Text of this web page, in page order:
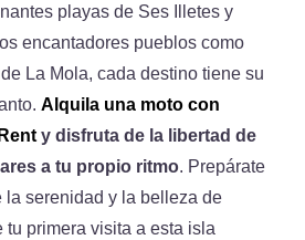
playas de Ses Illetes y
encantadores pueblos como
La Mola, cada destino tiene su
Alquila una moto con
y disfruta de la libertad de
a tu propio ritmo. Prepárate
la serenidad y la belleza de
tu primera visita a esta isla